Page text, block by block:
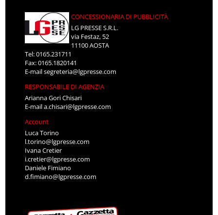
CONCESSIONARIA DI PUBBLICITÀ
LG PRESSE S.R.L.
via Festaz, 52
11100 AOSTA
Tel: 0165.231711
Fax: 0165.1820141
E-mailsegreteria@lgpresse.com
RESPONSABILE DI AGENZIA
Arianna Gori Chisari
E-maila.chisari@lgpresse.com
Account
Luca Torino
l.torino@lgpresse.com
Ivana Cretier
i.cretier@lgpresse.com
Daniele Fimiano
d.fimiano@lgpresse.com